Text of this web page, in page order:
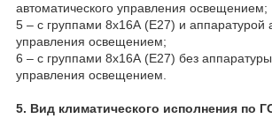
автоматического управления освещением;
5 – с группами 8х16А (Е27) и аппаратурой
управления освещением;
6 – с группами 8х16А (Е27) без аппаратуры
управления освещением.
5. Вид климатического исполнения по